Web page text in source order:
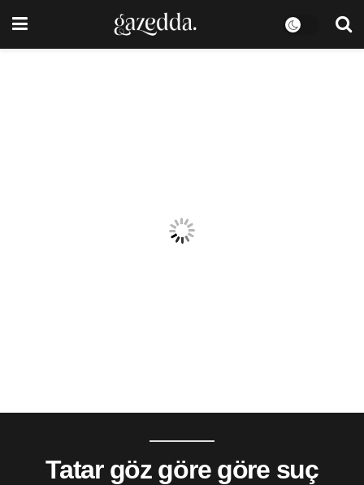
Tatar göz göre göre suç